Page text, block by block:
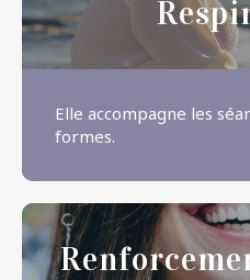
Elle accompagne les
formes.